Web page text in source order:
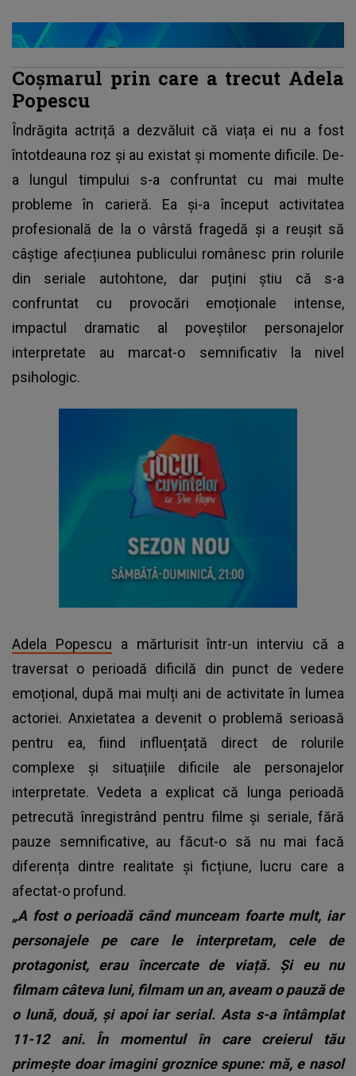
Coşmarul prin care a trecut Adela
Popescu
Îndrăgita actriță a dezvăluit că viața ei nu a fost
întotdeauna roz și au existat și momente dificile. De-
a lungul timpului s-a confruntat cu mai multe
probleme în carieră. Ea și-a început activitatea
profesională de la o vârstă fragedă și a reușit să
câștige afecțiunea publicului românesc prin rolurile
din seriale autohtone, dar puțini știu că s-a
confruntat cu provocări emoționale intense,
impactul dramatic al poveștilor personajelor
interpretate au marcat-o semnificativ la nivel
psihologic.
Adela Popescu a mărturisit într-un interviu că a
traversat o perioadă dificilă din punct de vedere
emoțional, după mai mulți ani de activitate în lumea
actoriei. Anxietatea a devenit o problemă serioasă
pentru ea, fiind influențată direct de rolurile
complexe și situațiile dificile ale personajelor
interpretate. Vedeta a explicat că lunga perioadă
petrecută înregistrând pentru filme și seriale, fără
pauze semnificative, au făcut-o să nu mai facă
diferența dintre realitate și ficțiune, lucru care a
afectat-o profund.
„A fost o perioadă când munceam foarte mult, iar
personajele pe care le interpretam, cele de
protagonist, erau încercate de viață. Și eu nu
filmam câteva luni, filmam un an, aveam o pauză de
o lună, două, și apoi iar serial. Asta s-a întâmplat
11-12 ani. În momentul în care creierul tău
primește doar imagini groznice spune: mă, e nasol